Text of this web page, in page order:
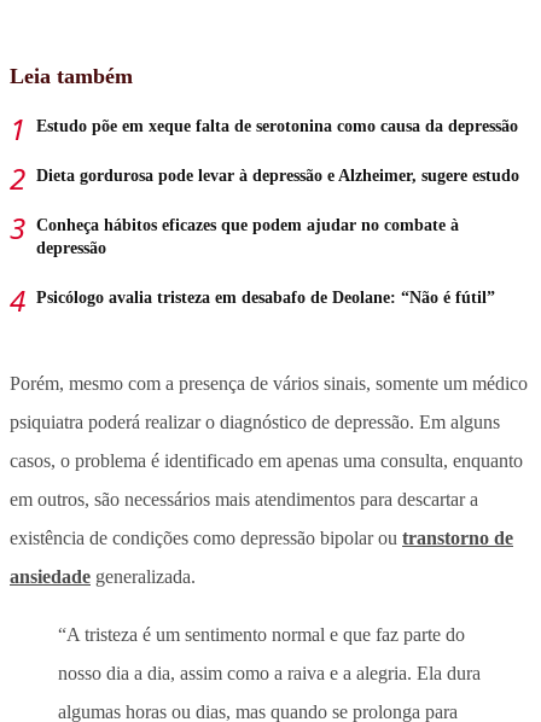
Leia também
Estudo põe em xeque falta de serotonina como causa da depressão
Dieta gordurosa pode levar à depressão e Alzheimer, sugere estudo
Conheça hábitos eficazes que podem ajudar no combate à
depressão
Psicólogo avalia tristeza em desabafo de Deolane: “Não é fútil”
Porém, mesmo com a presença de vários sinais, somente um médico
psiquiatra poderá realizar o diagnóstico de depressão. Em alguns
casos, o problema é identificado em apenas uma consulta, enquanto
em outros, são necessários mais atendimentos para descartar a
existência de condições como depressão bipolar ou transtorno de
ansiedade generalizada.
“A tristeza é um sentimento normal e que faz parte do
nosso dia a dia, assim como a raiva e a alegria. Ela dura
algumas horas ou dias, mas quando se prolonga para